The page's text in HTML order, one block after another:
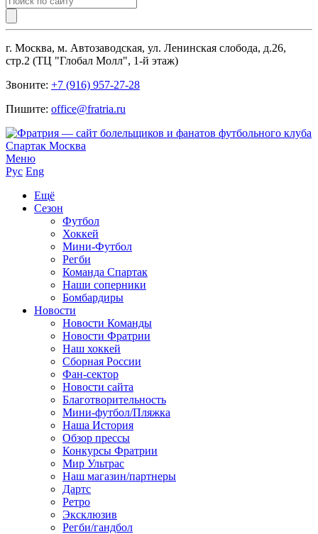
г. Москва, м. Автозаводская, ул. Ленинская слобода, д.26,
стр.2 (ТЦ "Глобал Молл", 1-й этаж)
Звоните: +7 (916) 957-27-28
Пишите: office@fratria.ru
Меню
Рус Eng
Ещё
Сезон
Футбол
Хоккей
Мини-Футбол
Регби
Команда Спартак
Наши соперники
Бомбардиры
Новости
Новости Команды
Новости Фратрии
Наш хоккей
Сборная России
Фан-cектор
Новости сайта
Благотворительность
Мини-футбол/Пляжка
Наша История
Обзор прессы
Конкурсы Фратрии
Мир Ультрас
Наш магазин/партнеры
Дартс
Ретро
Эксклюзив
Регби/гандбол